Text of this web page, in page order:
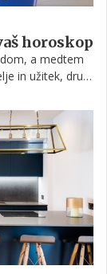
horoskop
a medtem
in užitek, drugi